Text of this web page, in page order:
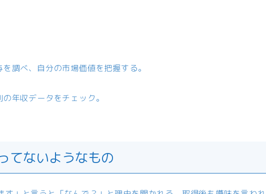
調べ、自分の市場価値を把握する。
年収データをチェック。
てないようなもの